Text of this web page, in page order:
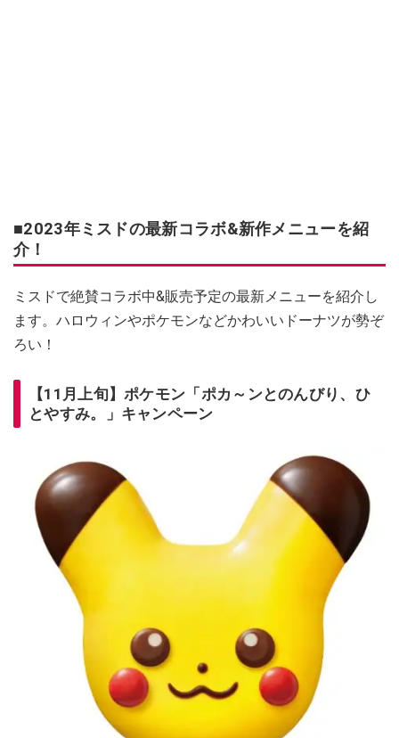
■2023年ミスドの最新コラボ&新作メニューを紹
介！
ミスドで絶賛コラボ中&販売予定の最新メニューを紹介し
ます。ハロウィンやポケモンなどかわいいドーナツが勢ぞ
ろい！
【11月上旬】ポケモン「ポカ～ンとのんびり、ひ
とやすみ。」キャンペーン